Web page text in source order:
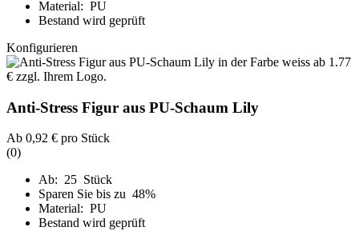
Material: PU
Bestand wird geprüft
Konfigurieren
Anti-Stress Figur aus PU-Schaum Lily
Ab 0,92 € pro Stück
(0)
Ab: 25 Stück
Sparen Sie bis zu 48%
Material: PU
Bestand wird geprüft